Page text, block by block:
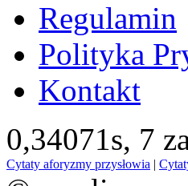
Regulamin
Polityka
Kontakt
0,34071s, 7
Cytaty aforyzmy przysłowia |